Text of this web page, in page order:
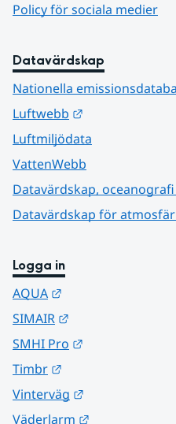
Policy för sociala medier
Datavärdskap
Nationella
Luftwebb
Luftmiljödata
VattenWebb
Datavärdskap,
Datavärdskap för
Logga in
AQUA
SIMAIR
SMHI Pro
Timbr
Vinterväg
Väderlarm